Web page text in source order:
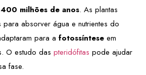
400 milhões de anos. As plantas
para absorver água e nutrientes do
para a fotossíntese em
O estudo das pteridófitas pode ajudar
fase.